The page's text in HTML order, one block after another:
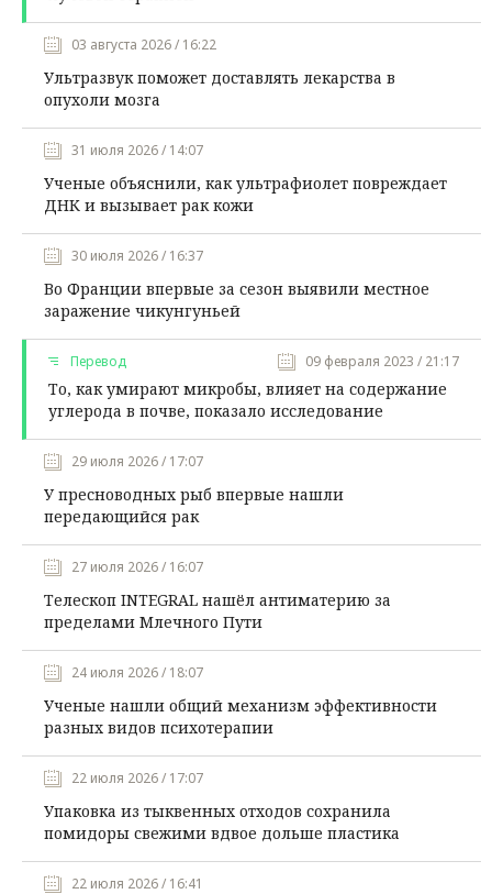
03 августа 2026 / 16:22
Ультразвук поможет доставлять лекарства в
опухоли мозга
31 июля 2026 / 14:07
Ученые объяснили, как ультрафиолет повреждает
ДНК и вызывает рак кожи
30 июля 2026 / 16:37
Во Франции впервые за сезон выявили местное
заражение чикунгуньей
Перевод 09 февраля 2023 / 21:17
То, как умирают микробы, влияет на содержание
углерода в почве, показало исследование
29 июля 2026 / 17:07
У пресноводных рыб впервые нашли
передающийся рак
27 июля 2026 / 16:07
Телескоп INTEGRAL нашёл антиматерию за
пределами Млечного Пути
24 июля 2026 / 18:07
Ученые нашли общий механизм эффективности
разных видов психотерапии
22 июля 2026 / 17:07
Упаковка из тыквенных отходов сохранила
помидоры свежими вдвое дольше пластика
22 июля 2026 / 16:41